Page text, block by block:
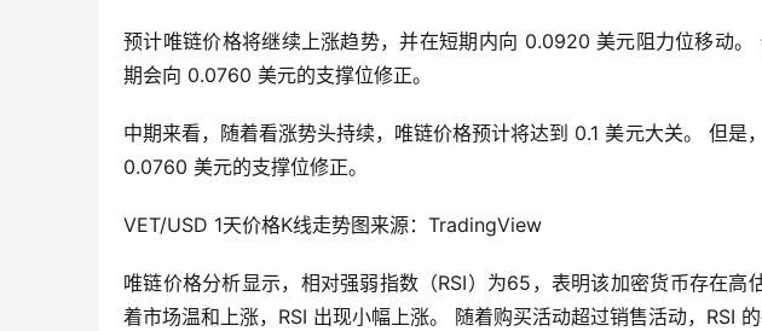
预计唯链价格将继续上涨趋势，并在短期内向 0.0920 美元阻力位移动
期会向 0.0760 美元的支撑位修正。
中期来看，随着看涨势头持续，唯链价格预计将达到 0.1 美元大关。 但是
0.0760 美元的支撑位修正。
VET/USD 1天价格K线走势图来源：TradingView
唯链价格分析显示，相对强弱指数（RSI）为65，表明该加密货币存在
着市场温和上涨，RSI 出现小幅上涨。 随着购买活动超过销售活动，RSI 的